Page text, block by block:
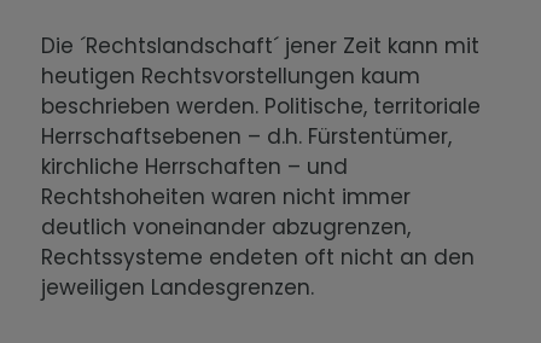
Die ´Rechtslandschaft´ jener Zeit kann mit
heutigen Rechtsvorstellungen kaum
beschrieben werden. Politische, territoriale
Herrschaftsebenen – d.h. Fürstentümer,
kirchliche Herrschaften – und
Rechtshoheiten waren nicht immer
deutlich voneinander abzugrenzen,
Rechtssysteme endeten oft nicht an den
jeweiligen Landesgrenzen.